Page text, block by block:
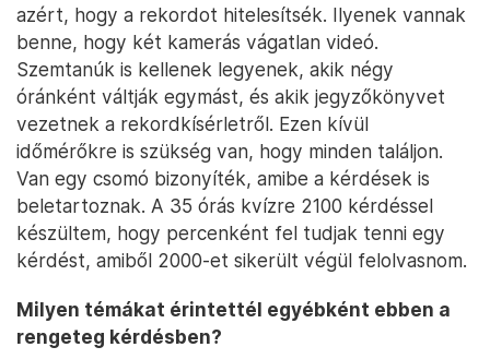
azért, hogy a rekordot hitelesítsék. Ilyenek vannak
benne, hogy két kamerás vágatlan videó.
Szemtanúk is kellenek legyenek, akik négy
óránként váltják egymást, és akik jegyzőkönyvet
vezetnek a rekordkísérletről. Ezen kívül
időmérőkre is szükség van, hogy minden találjon.
Van egy csomó bizonyíték, amibe a kérdések is
beletartoznak. A 35 órás kvízre 2100 kérdéssel
készültem, hogy percenként fel tudjak tenni egy
kérdést, amiből 2000-et sikerült végül felolvasnom.
Milyen témákat érintettél egyébként ebben a
rengeteg kérdésben?